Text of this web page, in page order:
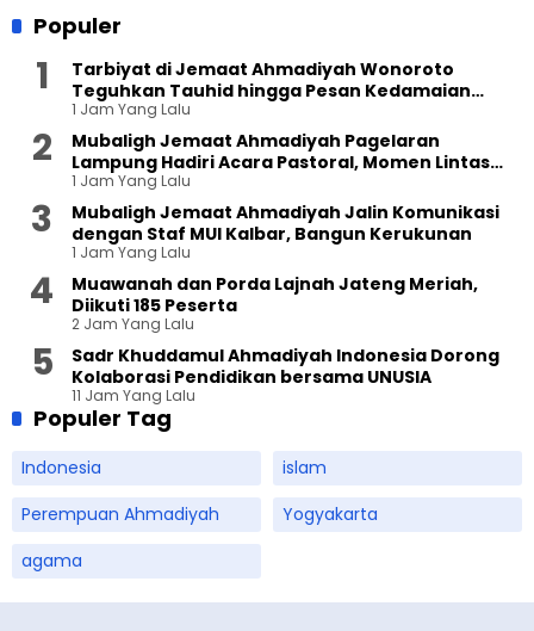
Populer
Tarbiyat di Jemaat Ahmadiyah Wonoroto
Teguhkan Tauhid hingga Pesan Kedamaian
Islam
1 Jam Yang Lalu
Mubaligh Jemaat Ahmadiyah Pagelaran
Lampung Hadiri Acara Pastoral, Momen Lintas
Agama Penuh Keakraban
1 Jam Yang Lalu
Mubaligh Jemaat Ahmadiyah Jalin Komunikasi
dengan Staf MUI Kalbar, Bangun Kerukunan
1 Jam Yang Lalu
Muawanah dan Porda Lajnah Jateng Meriah,
Diikuti 185 Peserta
2 Jam Yang Lalu
Sadr Khuddamul Ahmadiyah Indonesia Dorong
Kolaborasi Pendidikan bersama UNUSIA
11 Jam Yang Lalu
Populer Tag
Indonesia
islam
Perempuan Ahmadiyah
Yogyakarta
agama